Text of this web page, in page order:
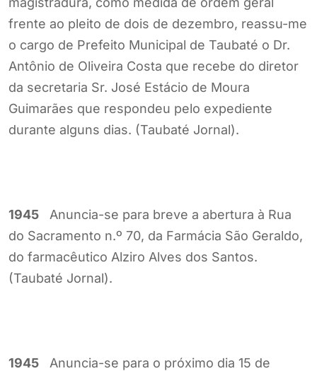
frente ao pleito de dois de dezembro, reassu-me
o cargo de Prefeito Municipal de Taubaté o Dr.
Antônio de Oliveira Costa que recebe do diretor
da secretaria Sr. José Estácio de Moura
Guimarães que respondeu pelo expediente
durante alguns dias. (Taubaté Jornal).
1945 Anuncia-se para breve a abertura à Rua
do Sacramento n.º 70, da Farmácia São Geraldo,
do farmacêutico Alziro Alves dos Santos.
(Taubaté Jornal).
1945 Anuncia-se para o próximo dia 15 de